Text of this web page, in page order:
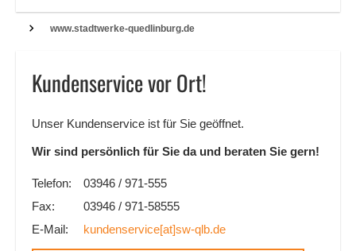
www.stadtwerke-quedlinburg.de
Kundenservice vor Ort!
Unser Kundenservice ist für Sie geöffnet.
Wir sind persönlich für Sie da und beraten Sie gern!
Telefon:
03946 / 971-555
Fax:
03946 / 971-58555
E-Mail:
kundenservice[at]sw-qlb.de